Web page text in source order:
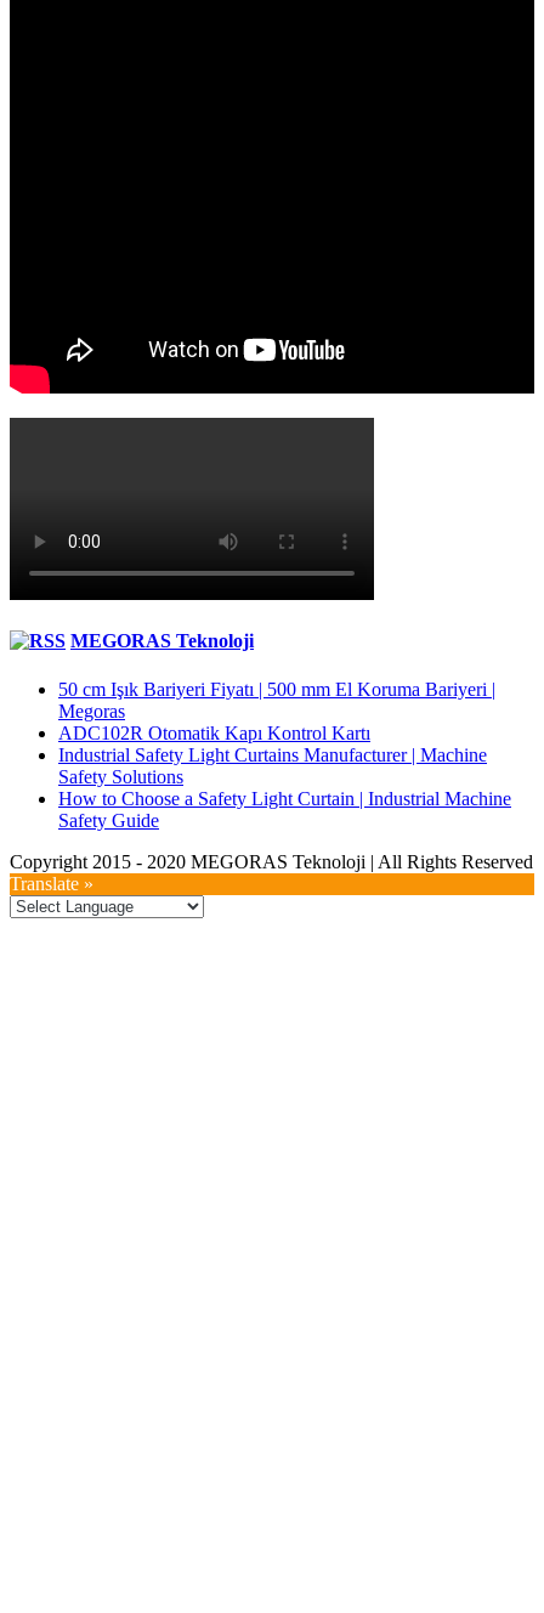
MEGORAS Teknoloji
50 cm Işık Bariyeri Fiyatı | 500 mm El Koruma Bariyeri |
Megoras
ADC102R Otomatik Kapı Kontrol Kartı
Industrial Safety Light Curtains Manufacturer | Machine
Safety Solutions
How to Choose a Safety Light Curtain | Industrial Machine
Safety Guide
Copyright 2015 - 2020 MEGORAS Teknoloji | All Rights Reserved
YouTube
Twitter
LinkedIn
Facebook
Toggle
Sliding
Translate »